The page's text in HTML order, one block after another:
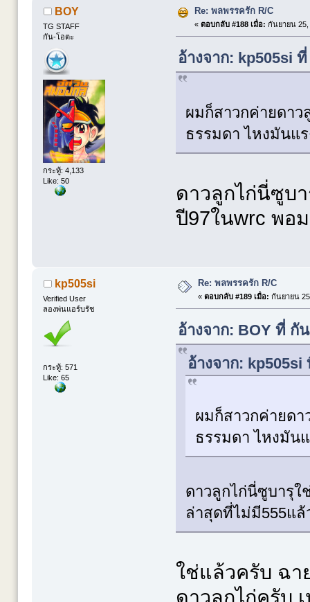
BOY
TG STAFF
กัน-โอตะ
กระทู้: 4,133
Like: 50
Re: พลพรรครัก R/C
« ตอบกลับ #188 เมื่อ: กันยายน 25,
อ้างจาก: kp505si
ผมก็สาวกค่ายดา
ธรรมดา ไหงมันแ
ดาวลูกไก่นี่ซูบ
ปี97ในwrc พอ
kp505si
Verified User
ลองพ่นแอร์บรัช
กระทู้: 571
Like: 65
Re: พลพรรครัก R/C
« ตอบกลับ #189 เมื่อ: กันยายน
อ้างจาก: BOY ที่ กั
อ้างจาก: kp505si
ผมก็สาวกค่ายด
ธรรมดา ไหงมัน
ดาวลูกไก่นี่ซูบารุ
ล่าสุดที่ไม่มี555แล้
ใช่แล้วครับ ฉา
ดาวลูกไก่ครับ